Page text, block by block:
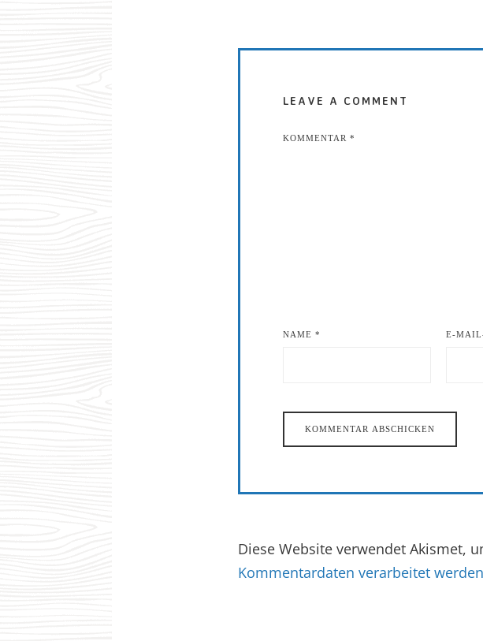
LEAVE A COMMENT
KOMMENTAR *
NAME * E-
Diese Website verwendet Akismet,
Kommentardaten verarbeitet